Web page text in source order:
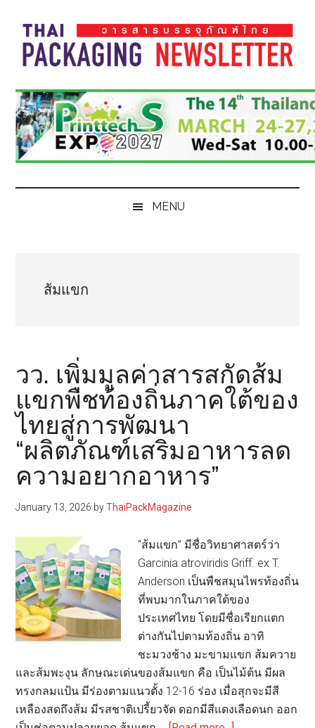
main
content
secondary
menu
primary
sidebar
footer
Thai
Pack
Magazine
Pack
Magazine
MENU
ส้มแขก
วว. เพิ่มมูลค่าสารสกัดส้ม
แขกพืชท้องถิ่นภาคใต้ของ
ไทยสู่การพัฒนา
“ผลิตภัณฑ์เสริมอาหารลด
ความอยากอาหาร”
January 13, 2026 byThaiPackMagazine
“ส้มแขก” มีชื่อวิทยาศาสตร์ว่า
Garcinia atroviridis Griff. ex T.
Anderson เป็นพืชสมุนไพรท้องถิ่น
ที่พบมากในภาคใต้ของ
ประเทศไทย โดยมีชื่อเรียกแตก
ต่างกันไปตามท้องถิ่น อาทิ
ชะมวงช้าง มะขามแขก ส้มควาย
และส้มพะงุน ลักษณะเด่นของส้มแขก คือ เป็นไม้ต้น มีผล
ทรงกลมแป้น มีร่องตามแนวตั้ง 12-16 ร่อง เมื่อสุกจะมีสี
เหลืองสดถึงส้ม มีรสชาติเปรี้ยวจัด ดอกมีสีแดงเลือดนก ออก